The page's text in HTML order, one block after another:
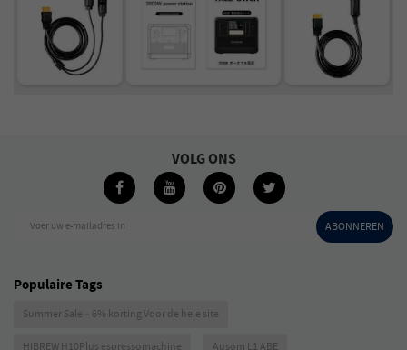
Voer uw e-mailadres in ABONNEREN
VOLG ONS
Populaire Tags
Summer Sale – 6% korting Voor de hele site
HIBREW H10Plus espressomachine Ausom L1 ABE